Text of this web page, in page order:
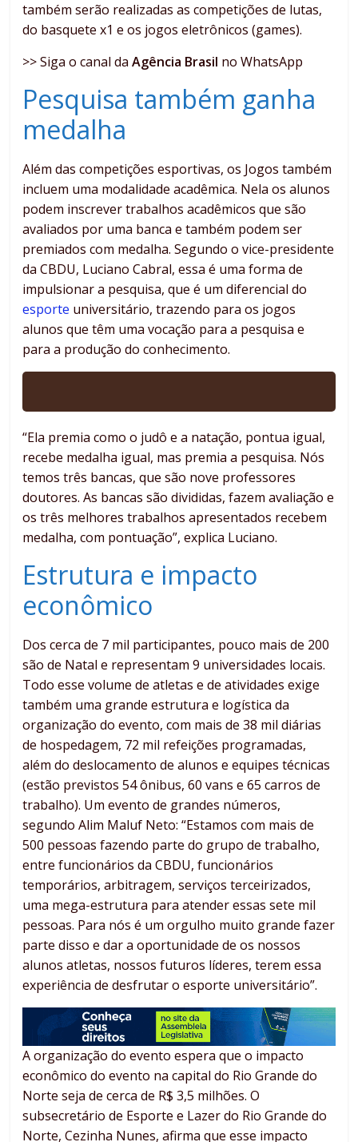
também serão realizadas as competições de lutas,
do basquete x1 e os jogos eletrônicos (games).
>> Siga o canal daAgência Brasil no WhatsApp
Pesquisa também ganha
medalha
Além das competições esportivas, os Jogos também
incluem uma modalidade acadêmica. Nela os alunos
podem inscrever trabalhos acadêmicos que são
avaliados por uma banca e também podem ser
premiados com medalha. Segundo o vice-presidente
da CBDU, Luciano Cabral, essa é uma forma de
impulsionar a pesquisa, que é um diferencial do
esporte universitário, trazendo para os jogos
alunos que têm uma vocação para a pesquisa e
para a produção do conhecimento.
“Ela premia como o judô e a natação, pontua igual,
recebe medalha igual, mas premia a pesquisa. Nós
temos três bancas, que são nove professores
doutores. As bancas são divididas, fazem avaliação e
os três melhores trabalhos apresentados recebem
medalha, com pontuação”, explica Luciano.
Estrutura e impacto
econômico
Dos cerca de 7 mil participantes, pouco mais de 200
são de Natal e representam 9 universidades locais.
Todo esse volume de atletas e de atividades exige
também uma grande estrutura e logística da
organização do evento, com mais de 38 mil diárias
de hospedagem, 72 mil refeições programadas,
além do deslocamento de alunos e equipes técnicas
(estão previstos 54 ônibus, 60 vans e 65 carros de
trabalho). Um evento de grandes números,
segundo Alim Maluf Neto: “Estamos com mais de
500 pessoas fazendo parte do grupo de trabalho,
entre funcionários da CBDU, funcionários
temporários, arbitragem, serviços terceirizados,
uma mega-estrutura para atender essas sete mil
pessoas. Para nós é um orgulho muito grande fazer
parte disso e dar a oportunidade de os nossos
alunos atletas, nossos futuros líderes, terem essa
experiência de desfrutar o esporte universitário”.
A organização do evento espera que o impacto
econômico do evento na capital do Rio Grande do
Norte seja de cerca de R$ 3,5 milhões. O
subsecretário de Esporte e Lazer do Rio Grande do
Norte, Cezinha Nunes, afirma que esse impacto